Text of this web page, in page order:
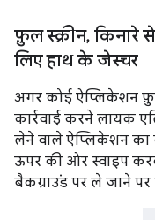
फ़ुल स्क्रीन, किनारे
लिए हाथ के जेस्चर
अगर कोई ऐप्लिकेशन
कार्रवाई करने लायक
लेने वाले ऐप्लिकेशन का
ऊपर की ओर स्वाइप
बैकग्राउंड पर ले जाने